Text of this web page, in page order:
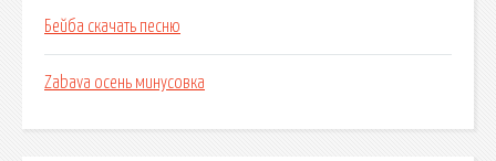
Бейба скачать песню
Zabava осень минусовка